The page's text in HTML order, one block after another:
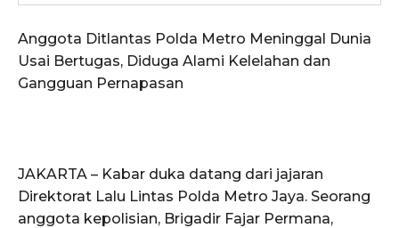
Anggota Ditlantas Polda Metro Meninggal Dunia
Usai Bertugas, Diduga Alami Kelelahan dan
Gangguan Pernapasan
JAKARTA – Kabar duka datang dari jajaran
Direktorat Lalu Lintas Polda Metro Jaya. Seorang
anggota kepolisian, Brigadir Fajar Permana,